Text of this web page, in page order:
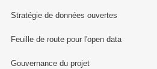
Stratégie de données ouvertes
Feuille de route pour l'open data
Gouvernance du projet